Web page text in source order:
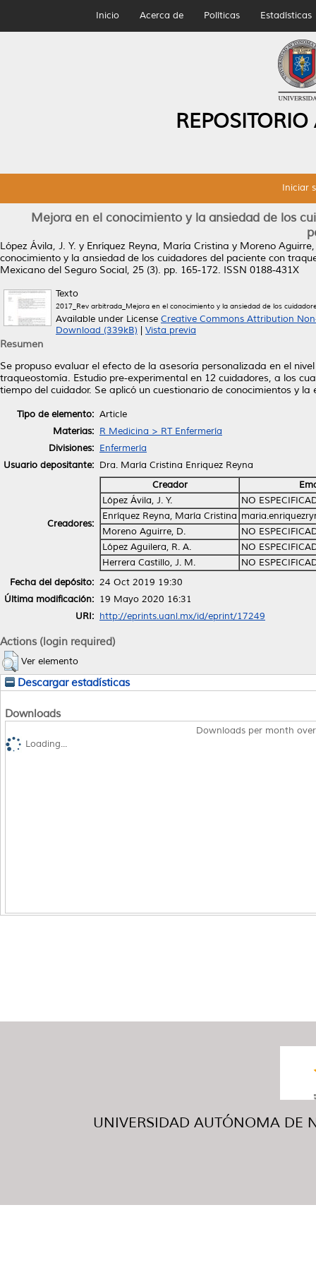
Inicio Acerca de Políticas Estadísticas
Iniciar
Mejora en el conocimiento y la ansiedad de los
López Ávila, J. Y. y Enríquez Reyna, María Cristina y Moreno
conocimiento y la ansiedad de los cuidadores del paciente con
Mexicano del Seguro Social, 25 (3). pp. 165-172. ISSN 0188-431X
Texto
2017_Rev arbitrada_Mejora en el conocimiento y la ansiedad de los
Available under License Creative Commons Attribution
Download (339kB)
Vista previa
Resumen
Se propuso evaluar el efecto de la asesoría personalizada en el
traqueostomía. Estudio pre-experimental en 12 cuidadores, a los
tiempo del cuidador. Se aplicó un cuestionario de conocimientos y
Tipo de elemento: Article
Materias: R Medicina > RT Enfermería
Divisiones: Enfermería
Usuario depositante: Dra. María Cristina Enriquez Reyna
Creadores:
Creador
López Ávila, J. Y.
NO
Enríquez Reyna, María Cristina
Moreno Aguirre, D.
NO
López Aguilera, R. A.
NO
Herrera Castillo, J. M.
NO
Fecha del depósito: 24 Oct 2019 19:30
Última modificación: 19 Mayo 2020 16:31
URI: http://eprints.uanl.mx/id/eprint/17249
Actions (login required)
Ver elemento
Descargar estadísticas
Downloads
Downloads per month
Loading...
UNIVERSIDAD AUTÓNOMA DE